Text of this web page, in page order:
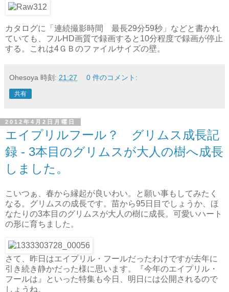
カタログに「連続撮影時間 最長29分59秒」などと書かれ
ていても、フルHD画質で録画すると10分程度で録画が停止
する。これは4ＧＢのファイルサイズの壁。
Ohesoya 時刻: 21:27 0 件のコメント:
共有
2012年4月2日月曜日
エイプリルフール？ グリムス成長記
録 - 3本目のグリムスが大人の樹へ成長
しました。
こいつぁ、春から縁起が良いわい。と願い事もしてみたく
なる。グリムスの成長です。苗から95日目でしょうか、ほ
なたりの3本目のグリムスが大人の樹に成長。可愛いハート
の形に育ちました。
さて、昨日はエイプリル・フールだったわけですが去年に
引き続き静かだった様に思います。『今年のエイプリル・
フールは』といった特集も今日、明日には公開されるので
しょうね。